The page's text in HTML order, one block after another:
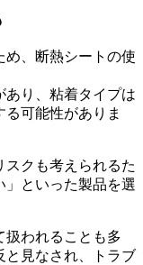
め、断熱シートの使
あり、粘着タイプは
可能性がありま
クも考えられるた
」といった製品を選
扱われることも多
と見なされ、トラブ